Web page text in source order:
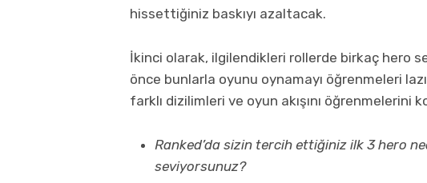
hissettiğiniz baskıyı azaltacak.
İkinci olarak, ilgilendikleri rollerde birkaç hero
önce bunlarla oyunu oynamayı öğrenmeleri
farklı dizilimleri ve oyun akışını öğrenmelerini
Ranked’da sizin tercih ettiğiniz ilk 3 hero
seviyorsunuz?